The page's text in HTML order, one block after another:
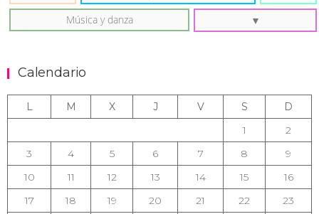
Música y danza
Calendario
L M X J V S
D
1
2
3
4 5 6 7 8
9
10
11 12 13 14 15
16
17
18 19 20 21 22
23